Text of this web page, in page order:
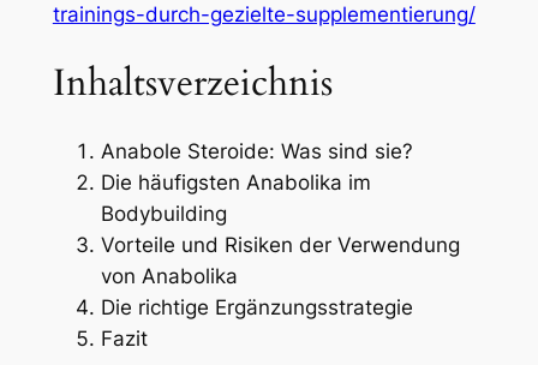
trainings-durch-gezielte-supplementierung/
Inhaltsverzeichnis
Anabole Steroide: Was sind sie?
Die häufigsten Anabolika im
Bodybuilding
Vorteile und Risiken der Verwendung
von Anabolika
Die richtige Ergänzungsstrategie
Fazit